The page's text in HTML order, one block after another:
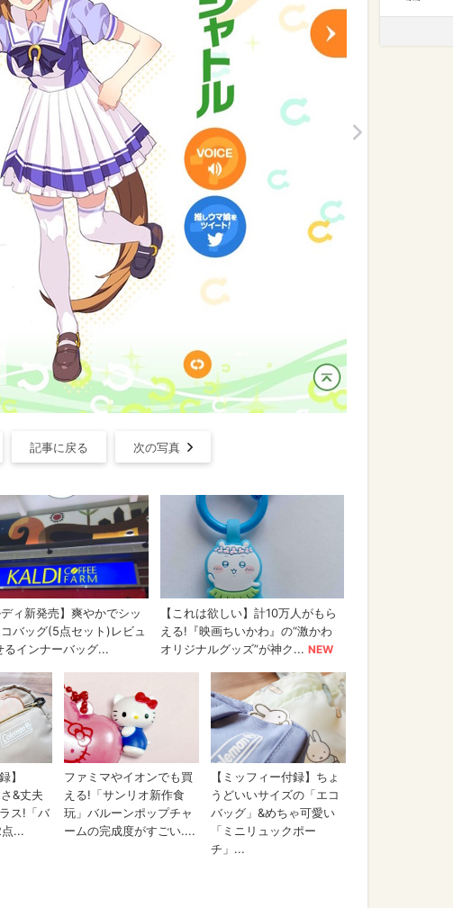
記事に戻る 次の写真